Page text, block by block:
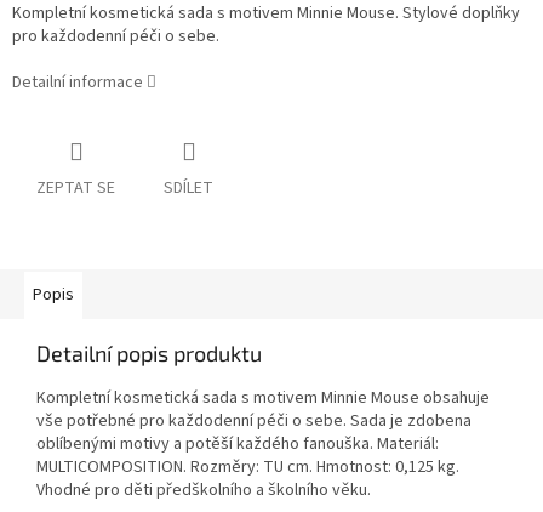
Kompletní kosmetická sada s motivem Minnie Mouse. Stylové doplňky
pro každodenní péči o sebe.
Detailní informace
ZEPTAT SE SDÍLET
Popis
Detailní popis produktu
Kompletní kosmetická sada s motivem Minnie Mouse obsahuje
vše potřebné pro každodenní péči o sebe. Sada je zdobena
oblíbenými motivy a potěší každého fanouška. Materiál:
MULTICOMPOSITION. Rozměry: TU cm. Hmotnost: 0,125 kg.
Vhodné pro děti předškolního a školního věku.